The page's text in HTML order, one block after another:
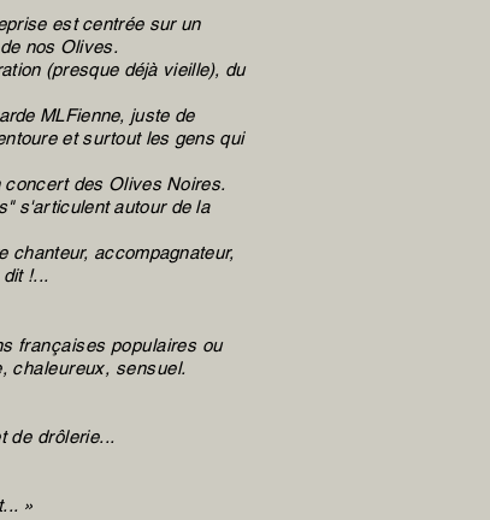
est centrée sur un
nos Olives.
(presque déjà vieille), du
MLFienne, juste de
et surtout les gens qui
des Olives Noires.
s'articulent autour de la
chanteur, accompagnateur,
!...
françaises populaires ou
chaleureux, sensuel.
de drôlerie...
»